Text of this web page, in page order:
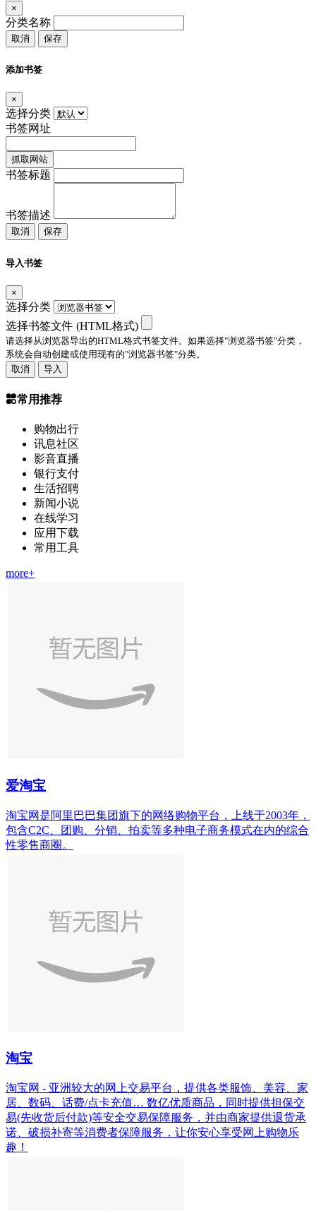
×
分类名称
取消 保存
添加书签
×
选择分类
书签网址
抓取网站
书签标题
书签描述
取消 保存
导入书签
×
选择分类
选择书签文件 (HTML格式)
请选择从浏览器导出的HTML格式书签文件。如果选择"浏览器书签"分类，
系统会自动创建或使用现有的"浏览器书签"分类。
取消
导入
常用推荐
购物出行
讯息社区
影音直播
银行支付
生活招聘
新闻小说
在线学习
应用下载
常用工具
more+
爱淘宝
淘宝网是阿里巴巴集团旗下的网络购物平台，上线于2003年，
包含C2C、团购、分销、拍卖等多种电子商务模式在内的综合
性零售商圈。
淘宝
淘宝网 - 亚洲较大的网上交易平台，提供各类服饰、美容、家
居、数码、话费/点卡充值… 数亿优质商品，同时提供担保交
易(先收货后付款)等安全交易保障服务，并由商家提供退货承
诺、破损补寄等消费者保障服务，让你安心享受网上购物乐
趣！